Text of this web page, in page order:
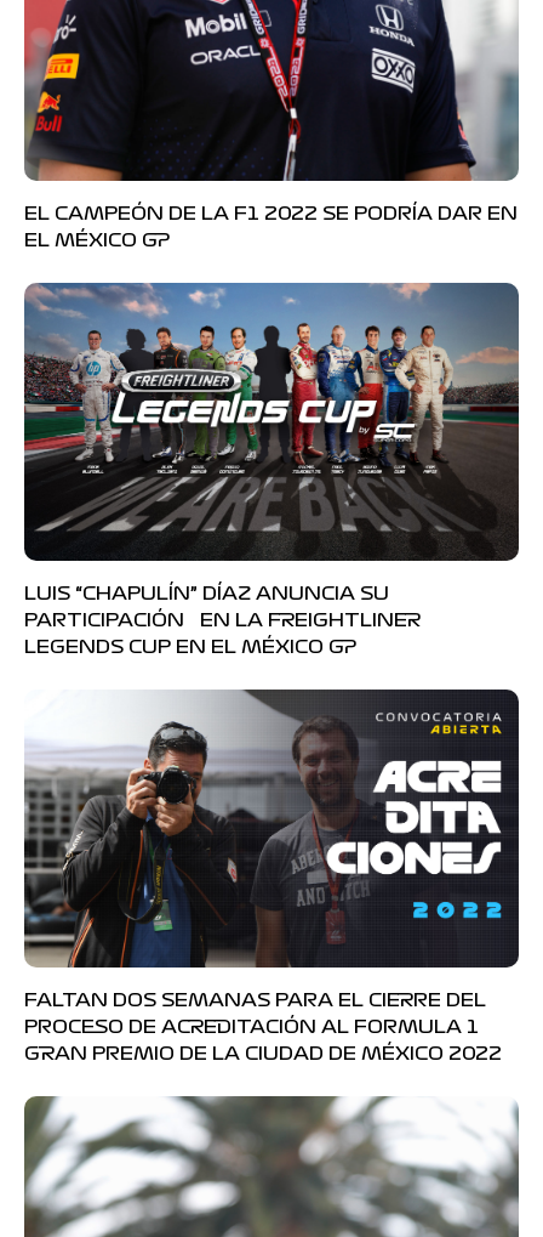
EL CAMPEÓN DE LA F1 2022 SE PODRÍA DAR EN
EL MÉXICO GP
LUIS “CHAPULÍN” DÍAZ ANUNCIA SU
PARTICIPACIÓN EN LA FREIGHTLINER
LEGENDS CUP EN EL MÉXICO GP
FALTAN DOS SEMANAS PARA EL CIERRE DEL
PROCESO DE ACREDITACIÓN AL FORMULA 1
GRAN PREMIO DE LA CIUDAD DE MÉXICO 2022